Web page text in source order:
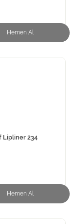
Hemen Al
Hemen Al
Lipliner 234